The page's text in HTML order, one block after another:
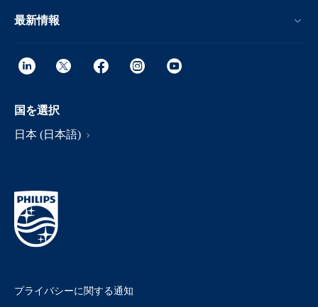
最新情報
国を選択
日本 (日本語)
プライバシーに関する通知